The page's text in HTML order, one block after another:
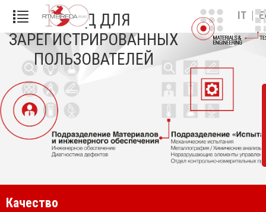
IT |
ВХОД ДЛЯ
ЗАРЕГИСТРИРОВАННЫХ
ПОЛЬЗОВАТЕЛЕЙ
Качество